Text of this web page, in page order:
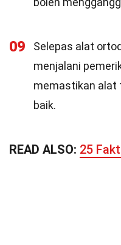
09
Selepas alat
menjalani
memastikan alat
baik.
READ ALSO: 25